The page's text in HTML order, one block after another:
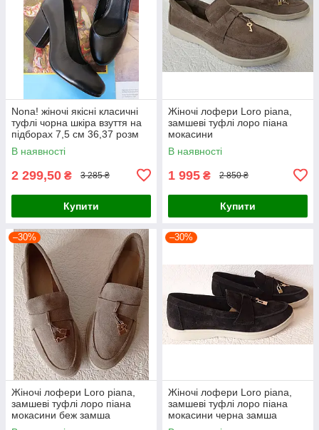
Nona! жіночі якісні класичні
туфлі чорна шкіра взуття на
підборах 7,5 см 36,37 розм
В наявності
2 299,50 ₴ 3 285 ₴
Купити
Жіночі лофери Loro piana,
замшеві туфлі лоро піана
мокасини
В наявності
1 995 ₴ 2 850 ₴
Купити
–30%
Жіночі лофери Loro piana,
замшеві туфлі лоро піана
мокасини беж замша
–30%
Жіночі лофери Loro piana,
замшеві туфлі лоро піана
мокасини черна замша